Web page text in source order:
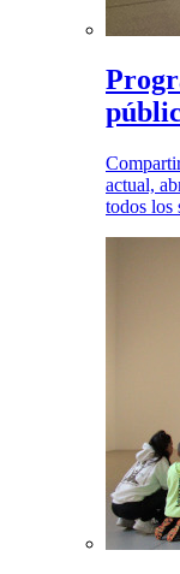
actual,
todos los